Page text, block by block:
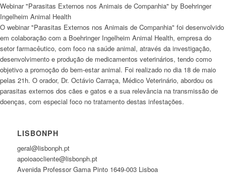
Webinar"Parasitas Externos nos Animais de Companhia" by Boehringer
Ingelheim Animal Health
O webinar"Parasitas Externos nos Animais de Companhia" foi desenvolvido
em colaboração com a Boehringer Ingelheim Animal Health, empresa do
setor farmacêutico, com foco na saúde animal, através da investigação,
desenvolvimento e produção de medicamentos veterinários, tendo como
objetivo a promoção do bem-estar animal. Foi realizado no dia 18 de maio
pelas 21h. O orador, Dr. Octávio Carraça, Médico Veterinário, abordou os
parasitas externos dos cães e gatos e a sua relevância na transmissão de
doenças, com especial foco no tratamento destas infestações.
LISBONPH
geral@lisbonph.pt
apoioaocliente@lisbonph.pt
Avenida Professor Gama Pinto 1649-003 Lisboa